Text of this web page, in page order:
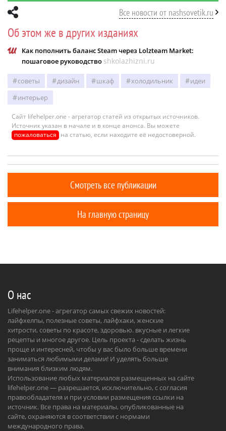
Все новости от nashsovetik.ru
Об этом же в других изданиях
Как пополнить баланс Steam через Lolzteam Market:
пошаговое руководство shkolazhizni.ru
советы дизайн шкаф холодильник
идеи
интерьер
Сайт lifehelper.one - агрегатор статей из открытых источников.
Источник указан в начале и в конце анонса. Вы можете
пожаловаться на статью, если находите её недостоверной.
Смотреть все публикации
На главную страницу
О нас
Lifehelper.one - агрегатор самых свежих новостей:
лайфхелпы, полезные советы, лайфхаки, женские
хитрости, советы по красоте, здоровью. вкусные и легкие
рецепты и многое другое. Цель проекта - сделать жизнь
проще и интересней, чтобы у вас было больше времени
заниматься любимыми делами! И уделять больше
внимания близким людям.
Использование любых материалов размещенных на сайте
lifehelper.one — разрешается, исключительно, с согласия
правообладателя и при условии размещения ссылки на
источник. Все права на материалы, опубликованные на
сайте, охраняются в соответствии с нормами
международного права.